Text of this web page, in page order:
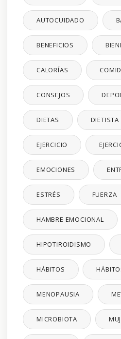
AUTOCUIDADO
BENEFICIOS
CALORÍAS
CONSEJOS
DIETAS DIETISTA
EJERCICIO
EMOCIONES
ESTRÉS FUERZA
HAMBRE EMOCIONAL
HIPOTIROIDISMO
HÁBITOS
MENOPAUSIA
MICROBIOTA